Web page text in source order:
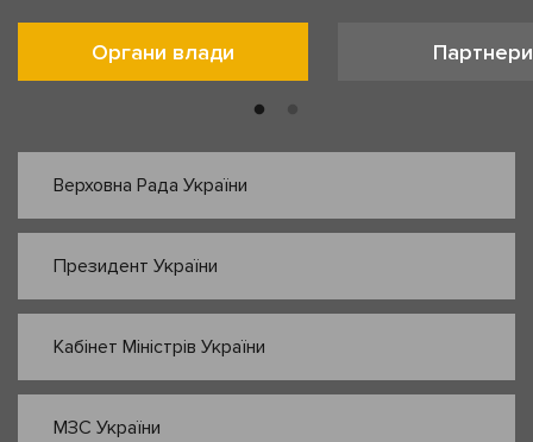
Органи влади Партнери
Верховна Рада України
Президент України
Кабінет Міністрів України
МЗС України